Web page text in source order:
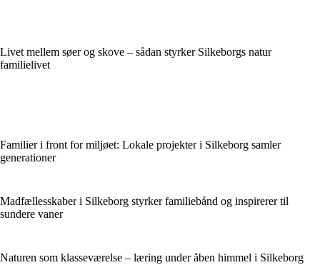
Livet mellem søer og skove – sådan styrker Silkeborgs natur
familielivet
Familier i front for miljøet: Lokale projekter i Silkeborg samler
generationer
Madfællesskaber i Silkeborg styrker familiebånd og inspirerer til
sundere vaner
Naturen som klasseværelse – læring under åben himmel i Silkeborg